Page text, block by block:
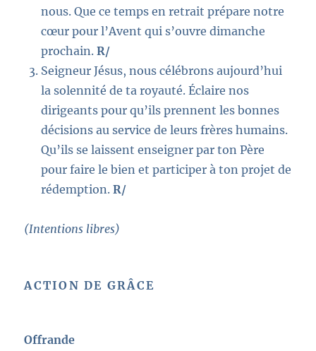
nous. Que ce temps en retrait prépare notre
cœur pour l’Avent qui s’ouvre dimanche
prochain.R/
Seigneur Jésus, nous célébrons aujourd’hui
la solennité de ta royauté. Éclaire nos
dirigeants pour qu’ils prennent les bonnes
décisions au service de leurs frères humains.
Qu’ils se laissent enseigner par ton Père
pour faire le bien et participer à ton projet de
rédemption.R/
(Intentions libres)
ACTION DE GRÂCE
Offrande